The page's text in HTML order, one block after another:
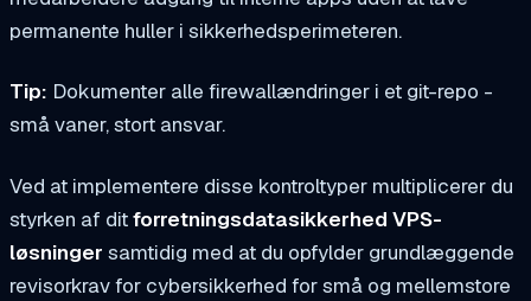
permanente huller i sikkerhedsperimeteren.
Tip: Dokumenter alle firewallændringer i et git-repo -
små vaner, stort ansvar.
Ved at implementere disse kontroltyper multiplicerer du
styrken af ditforretningsdatasikkerhed VPS-
løsninger samtidig med at du opfylder grundlæggende
revisorkrav for cybersikkerhed for små og mellemstore